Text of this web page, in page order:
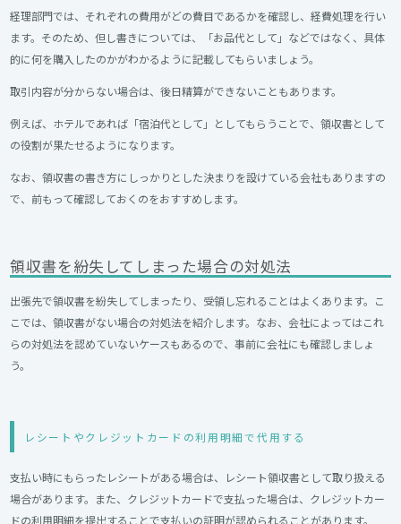
経理部門では、それぞれの費用がどの費目であるかを確認し、経費処理を行い
ます。そのため、但し書きについては、「お品代として」などではなく、具体
的に何を購入したのかがわかるように記載してもらいましょう。
取引内容が分からない場合は、後日精算ができないこともあります。
例えば、ホテルであれば「宿泊代として」としてもらうことで、領収書として
の役割が果たせるようになります。
なお、領収書の書き方にしっかりとした決まりを設けている会社もありますの
で、前もって確認しておくのをおすすめします。
領収書を紛失してしまった場合の対処法
出張先で領収書を紛失してしまったり、受領し忘れることはよくあります。こ
こでは、領収書がない場合の対処法を紹介します。なお、会社によってはこれ
らの対処法を認めていないケースもあるので、事前に会社にも確認しましょ
う。
レシートやクレジットカードの利用明細で代用する
支払い時にもらったレシートがある場合は、レシート領収書として取り扱える
場合があります。また、クレジットカードで支払った場合は、クレジットカー
ドの利用明細を提出することで支払いの証明が認められることがあります。